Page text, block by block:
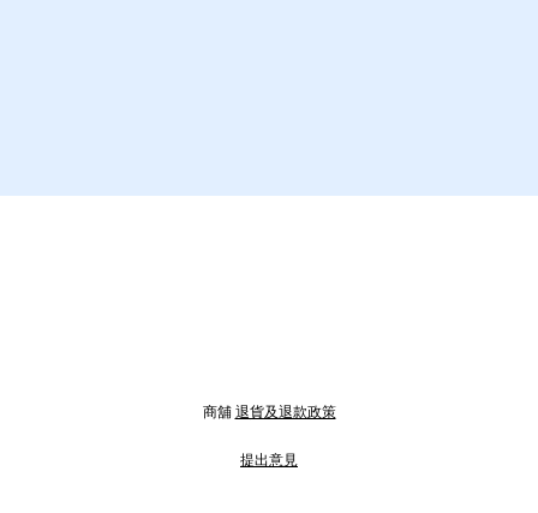
商舖 退貨及退款政策
提出意見